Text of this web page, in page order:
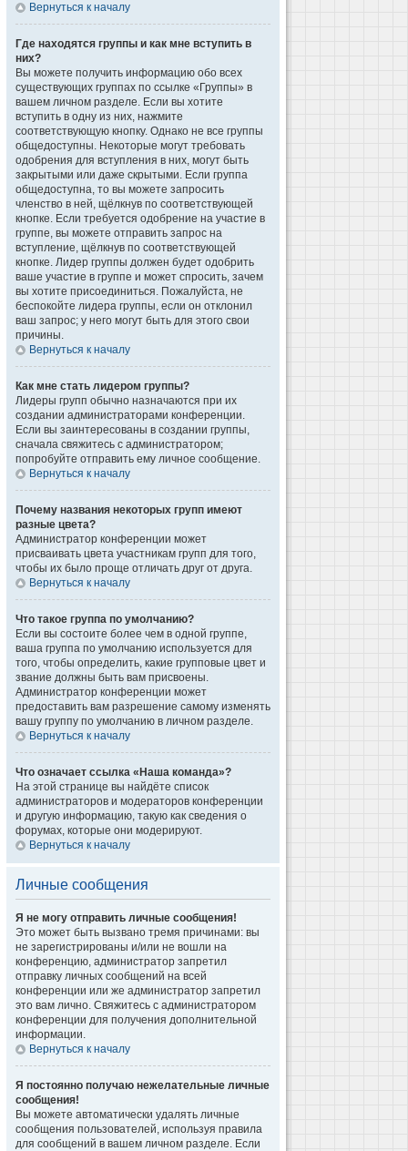
Вернуться к началу
Где находятся группы и как мне вступить в
них?
Вы можете получить информацию обо всех
существующих группах по ссылке «Группы» в
вашем личном разделе. Если вы хотите
вступить в одну из них, нажмите
соответствующую кнопку. Однако не все группы
общедоступны. Некоторые могут требовать
одобрения для вступления в них, могут быть
закрытыми или даже скрытыми. Если группа
общедоступна, то вы можете запросить
членство в ней, щёлкнув по соответствующей
кнопке. Если требуется одобрение на участие в
группе, вы можете отправить запрос на
вступление, щёлкнув по соответствующей
кнопке. Лидер группы должен будет одобрить
ваше участие в группе и может спросить, зачем
вы хотите присоединиться. Пожалуйста, не
беспокойте лидера группы, если он отклонил
ваш запрос; у него могут быть для этого свои
причины.
Вернуться к началу
Как мне стать лидером группы?
Лидеры групп обычно назначаются при их
создании администраторами конференции.
Если вы заинтересованы в создании группы,
сначала свяжитесь с администратором;
попробуйте отправить ему личное сообщение.
Вернуться к началу
Почему названия некоторых групп имеют
разные цвета?
Администратор конференции может
присваивать цвета участникам групп для того,
чтобы их было проще отличать друг от друга.
Вернуться к началу
Что такое группа по умолчанию?
Если вы состоите более чем в одной группе,
ваша группа по умолчанию используется для
того, чтобы определить, какие групповые цвет и
звание должны быть вам присвоены.
Администратор конференции может
предоставить вам разрешение самому изменять
вашу группу по умолчанию в личном разделе.
Вернуться к началу
Что означает ссылка «Наша команда»?
На этой странице вы найдёте список
администраторов и модераторов конференции
и другую информацию, такую как сведения о
форумах, которые они модерируют.
Вернуться к началу
Личные сообщения
Я не могу отправить личные сообщения!
Это может быть вызвано тремя причинами: вы
не зарегистрированы и/или не вошли на
конференцию, администратор запретил
отправку личных сообщений на всей
конференции или же администратор запретил
это вам лично. Свяжитесь с администратором
конференции для получения дополнительной
информации.
Вернуться к началу
Я постоянно получаю нежелательные личные
сообщения!
Вы можете автоматически удалять личные
сообщения пользователей, используя правила
для сообщений в вашем личном разделе. Если